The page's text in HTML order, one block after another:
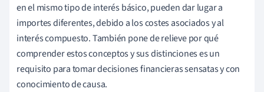
en el mismo tipo de interés básico, pueden dar lugar a
importes diferentes, debido a los costes asociados y al
interés compuesto. También pone de relieve por qué
comprender estos conceptos y sus distinciones es un
requisito para tomar decisiones financieras sensatas y con
conocimiento de causa.